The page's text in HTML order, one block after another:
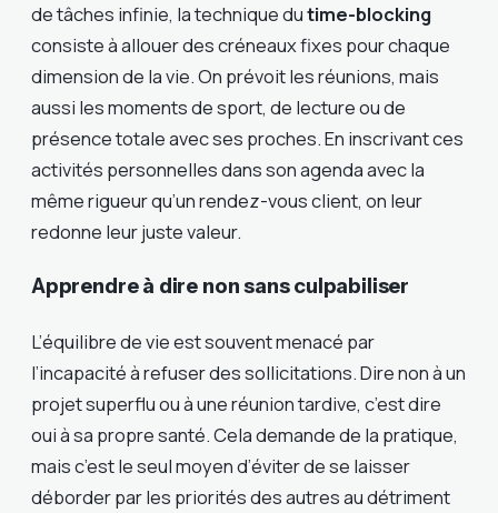
de tâches infinie, la technique dutime-blocking
consiste à allouer des créneaux fixes pour chaque
dimension de la vie. On prévoit les réunions, mais
aussi les moments de sport, de lecture ou de
présence totale avec ses proches. En inscrivant ces
activités personnelles dans son agenda avec la
même rigueur qu’un rendez-vous client, on leur
redonne leur juste valeur.
Apprendre à dire non sans culpabiliser
L’équilibre de vie est souvent menacé par
l’incapacité à refuser des sollicitations. Dire non à un
projet superflu ou à une réunion tardive, c’est dire
oui à sa propre santé. Cela demande de la pratique,
mais c’est le seul moyen d’éviter de se laisser
déborder par les priorités des autres au détriment